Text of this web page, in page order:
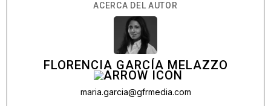
ACERCA DEL AUTOR
FLORENCIA GARCÍA MELAZZO
maria.garcia@gfrmedia.com